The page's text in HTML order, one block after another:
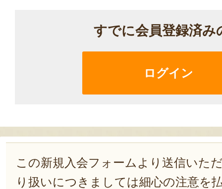
すでに会員登録済み
ログイン
この新規入会フォームより送信いた
り扱いにつきましては細心の注意を